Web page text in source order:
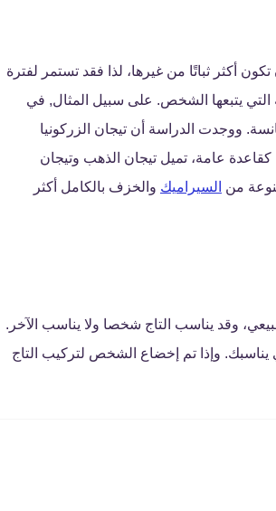
وتلبيس الأسنان تكون أكثر ثباتًا من غيرها، لذا فقد تستمر لفترة
التي يتبعها الشخص. على سبيل المثال, في
المتجانسة. ووجدت الدراسة أن تيجان الزركونيا
عامة، تميل تيجان الذهب وتيجان
من السيراميك والخزف بالكامل أكثر
وقد يناسب التاج شخصا ولا يناسب الآخر.
يناسبك. وإذا تم إخضاع الشخص لتركيب التاج